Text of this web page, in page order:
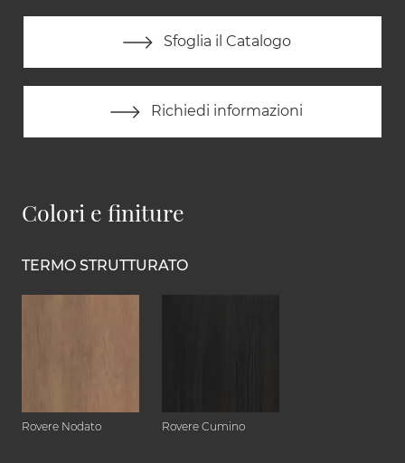
Sfoglia il Catalogo
Richiedi informazioni
Colori e finiture
TERMO STRUTTURATO
Rovere Nodato Rovere Cumino